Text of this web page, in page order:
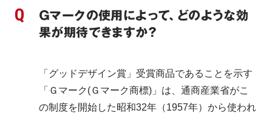
Ｇマークの使用によって、どのような効
果が期待できますか？
「グッドデザイン賞」受賞商品であることを示す
「Ｇマーク(Ｇマーク商標)」は、通商産業省がこ
の制度を開始した昭和32年（1957年）から使われ